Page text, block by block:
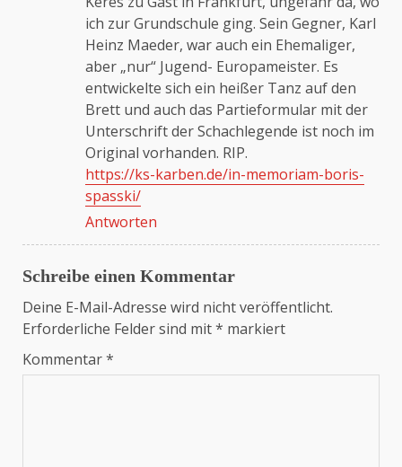
ich zur Grundschule ging. Sein Gegner, Karl
Heinz Maeder, war auch ein Ehemaliger,
aber „nur“ Jugend- Europameister. Es
entwickelte sich ein heißer Tanz auf den
Brett und auch das Partieformular mit der
Unterschrift der Schachlegende ist noch im
Original vorhanden. RIP.
https://ks-karben.de/in-memoriam-boris-
spasski/
Antworten
Schreibe einen Kommentar
Deine E-Mail-Adresse wird nicht veröffentlicht.
Erforderliche Felder sind mit* markiert
Kommentar*